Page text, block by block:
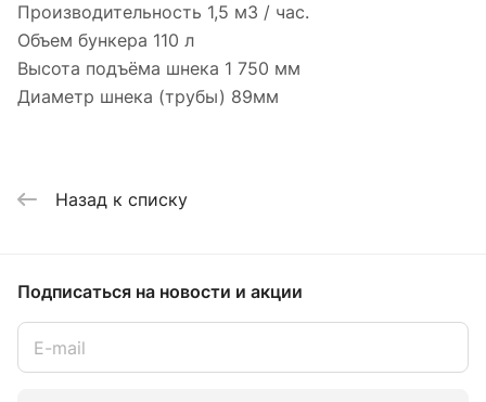
Производительность 1,5 м3 / час.
Объем бункера 110 л
Высота подъёма шнека 1 750 мм
Диаметр шнека (трубы) 89мм
Назад к списку
Подписаться на новости и акции